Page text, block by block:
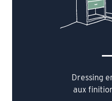
Dressing
aux